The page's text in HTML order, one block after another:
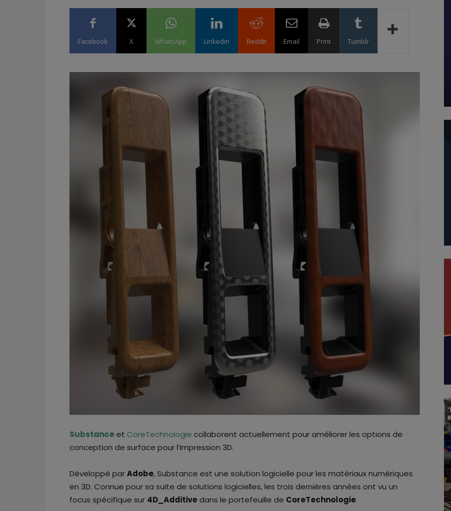
Facebook X WhatsApp Linkedin ReddIt Email Print Tumblr
Substanceet CoreTechnologie collaborent actuellement pour améliorer les options de
conception de surface pour l’impression 3D.
Développé parAdobe, Substance est une solution logicielle pour les matériaux numériques
en 3D. Connue pour sa suite de solutions logicielles, les trois dernières années ont vu un
focus spécifique sur 4D_Additivedans le portefeuille de CoreTechnologie.